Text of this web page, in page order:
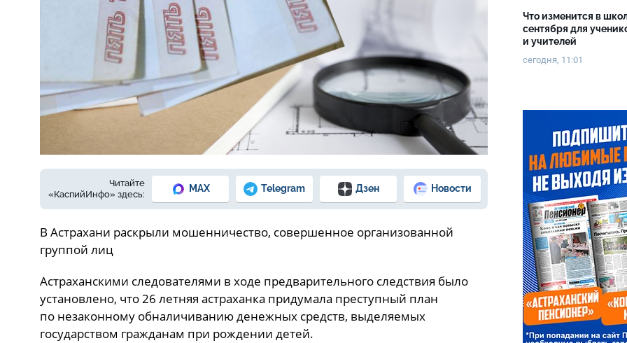
Фото: В коллаже использовано изображение от Freepik.
Читайте
«КаспийИнфо» здесь:
MAX Telegram Дзен Новости
В Астрахани раскрыли мошенничество, совершенное организованной
группой лиц
Астраханскими следователями в ходе предварительного следствия было
установлено, что 26 летняя астраханка придумала преступный план
по незаконному обналичиванию денежных средств, выделяемых
государством гражданам при рождении детей.
Что изменится в
сентября для
и учителей
сегодня, 11:01